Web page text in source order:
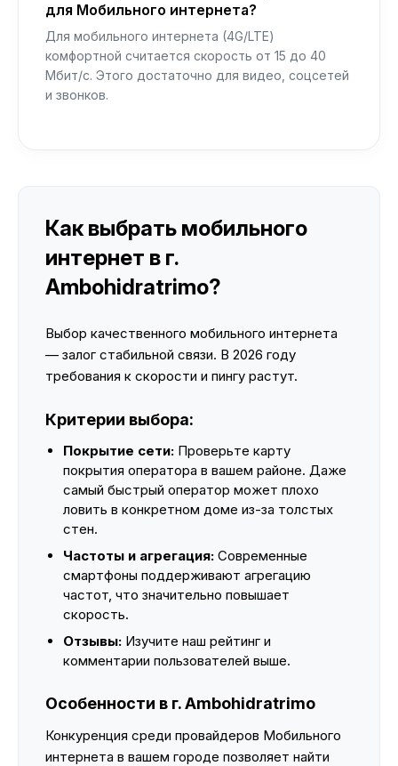
для Мобильного интернета?
Для мобильного интернета (4G/LTE)
комфортной считается скорость от 15 до 40
Мбит/с. Этого достаточно для видео, соцсетей
и звонков.
Как выбрать мобильного
интернет в г.
Ambohidratrimo?
Выбор качественного мобильного интернета
— залог стабильной связи. В 2026 году
требования к скорости и пингу растут.
Критерии выбора:
Покрытие сети: Проверьте карту
покрытия оператора в вашем районе. Даже
самый быстрый оператор может плохо
ловить в конкретном доме из-за толстых
стен.
Частоты и агрегация: Современные
смартфоны поддерживают агрегацию
частот, что значительно повышает
скорость.
Отзывы: Изучите наш рейтинг и
комментарии пользователей выше.
Особенности в г. Ambohidratrimo
Конкуренция среди провайдеров Мобильного
интернета в вашем городе позволяет найти